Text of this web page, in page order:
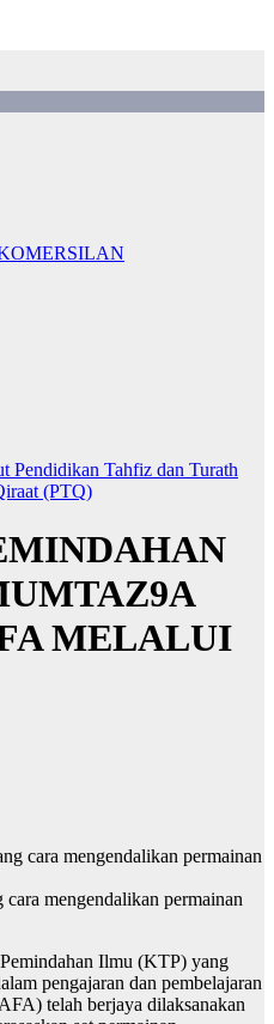
Pendidikan Tahfiz dan Turath
(PTQ)
MELALUI
cara mengendalikan permainan
Ilmu (KTP) yang
pengajaran dan pembelajaran
telah berjaya dilaksanakan